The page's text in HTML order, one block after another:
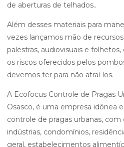
de aberturas de telhados..
Além desses materiais para
vezes lançamos mão de
palestras, audiovisuais e
os riscos oferecidos pelos
devemos ter para não atraí-los.
A Ecofocus Controle de Pragas
Osasco, é uma empresa idônea
controle de pragas urbanas,
indústrias, condomínios,
geral, estabelecimentos